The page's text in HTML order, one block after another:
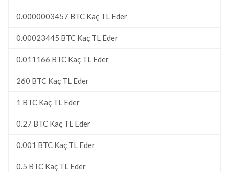
0.0000003457 BTC Kaç TL Eder
0.00023445 BTC Kaç TL Eder
0.011166 BTC Kaç TL Eder
260 BTC Kaç TL Eder
1 BTC Kaç TL Eder
0.27 BTC Kaç TL Eder
0.001 BTC Kaç TL Eder
0.5 BTC Kaç TL Eder